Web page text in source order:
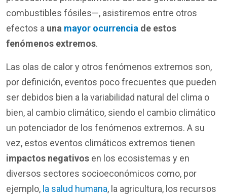
combustibles fósiles—, asistiremos entre otros
efectos a una mayor ocurrencia de estos
fenómenos extremos.
Las olas de calor y otros fenómenos extremos son,
por definición, eventos poco frecuentes que pueden
ser debidos bien a la variabilidad natural del clima o
bien, al cambio climático, siendo el cambio climático
un potenciador de los fenómenos extremos. A su
vez, estos eventos climáticos extremos tienen
impactos negativos en los ecosistemas y en
diversos sectores socioeconómicos como, por
ejemplo, la salud humana, la agricultura, los recursos